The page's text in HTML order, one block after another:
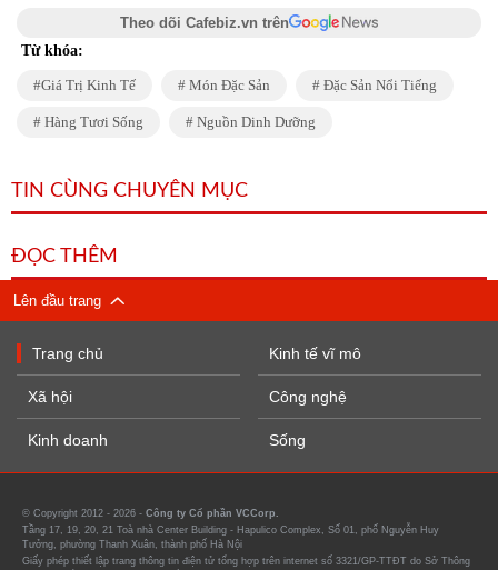
Theo dõi Cafebiz.vn trên
Từ khóa:
Giá Trị Kinh Tế Món Đặc Sản Đặc Sản Nổi Tiếng
Hàng Tươi Sống Nguồn Dinh Dưỡng
TIN CÙNG CHUYÊN MỤC
ĐỌC THÊM
Lên đầu trang
Trang chủ
Xã hội
Kinh doanh
Kinh tế vĩ mô
Công nghệ
Sống
© Copyright 2012 - 2026 - Công ty Cổ phần VCCorp.
Tầng 17, 19, 20, 21 Toà nhà Center Building - Hapulico Complex, Số 01, phố Nguyễn Huy
Tưởng, phường Thanh Xuân, thành phố Hà Nội
Giấy phép thiết lập trang thông tin điện tử tổng hợp trên internet số 3321/GP-TTĐT do Sở Thông